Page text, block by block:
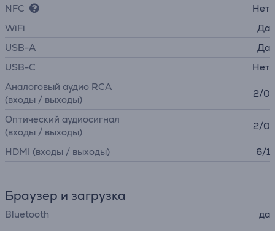
NFC
Нет
WiFi
Да
USB-A
Да
USB-C
Нет
Аналоговый аудио RCA
(входы / выходы)
2/0
Оптический аудиосигнал
(входы / выходы)
2/0
HDMI (входы / выходы) 6/1
Браузер и загрузка
Bluetooth да